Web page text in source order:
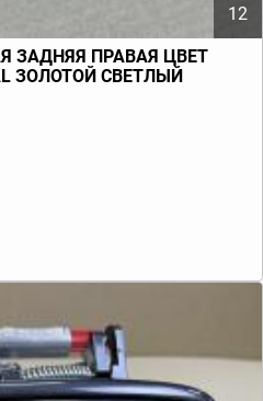
12
ЗАДНЯЯ ПРАВАЯ ЦВЕТ
ЗОЛОТОЙ СВЕТЛЫЙ